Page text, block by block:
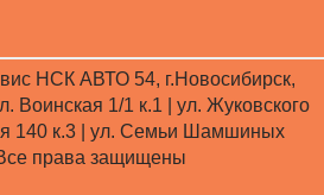
НСК АВТО 54, г.Новосибирск,
Воинская 1/1 к.1 | ул. Жуковского
140 к.3 | ул. Семьи Шамшиных
права защищены